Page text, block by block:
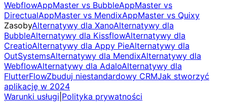
WebflowAppMaster vs BubbleAppMaster vs
DirectualAppMaster vs MendixAppMaster vs Quixy
ZasobyAlternatywy dla XanoAlternatywy dla
BubbleAlternatywy dla KissflowAlternatywy dla
CreatioAlternatywy dla Appy PieAlternatywy dla
OutSystemsAlternatywy dla MendixAlternatywy dla
WebflowAlternatywy dla AdaloAlternatywy dla
FlutterFlowZbuduj niestandardowy CRMJak stworzyć
aplikację w 2024
Warunki usługi Polityka prywatności